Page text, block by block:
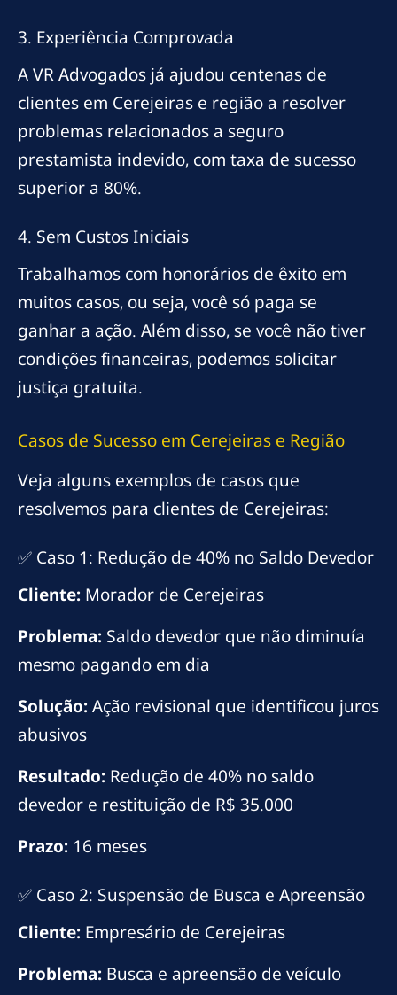
3. Experiência Comprovada
A VR Advogados já ajudou centenas de
clientes em Cerejeiras e região a resolver
problemas relacionados a seguro
prestamista indevido, com taxa de sucesso
superior a 80%.
4. Sem Custos Iniciais
Trabalhamos com honorários de êxito em
muitos casos, ou seja, você só paga se
ganhar a ação. Além disso, se você não tiver
condições financeiras, podemos solicitar
justiça gratuita.
Casos de Sucesso em Cerejeiras e Região
Veja alguns exemplos de casos que
resolvemos para clientes de Cerejeiras:
✅ Caso 1: Redução de 40% no Saldo Devedor
Cliente: Morador de Cerejeiras
Problema: Saldo devedor que não diminuía
mesmo pagando em dia
Solução:Ação revisional que identificou juros
abusivos
Resultado: Redução de 40% no saldo
devedor e restituição de R$ 35.000
Prazo: 16 meses
✅ Caso 2: Suspensão de Busca e Apreensão
Cliente: Empresário de Cerejeiras
Problema: Busca e apreensão de veículo